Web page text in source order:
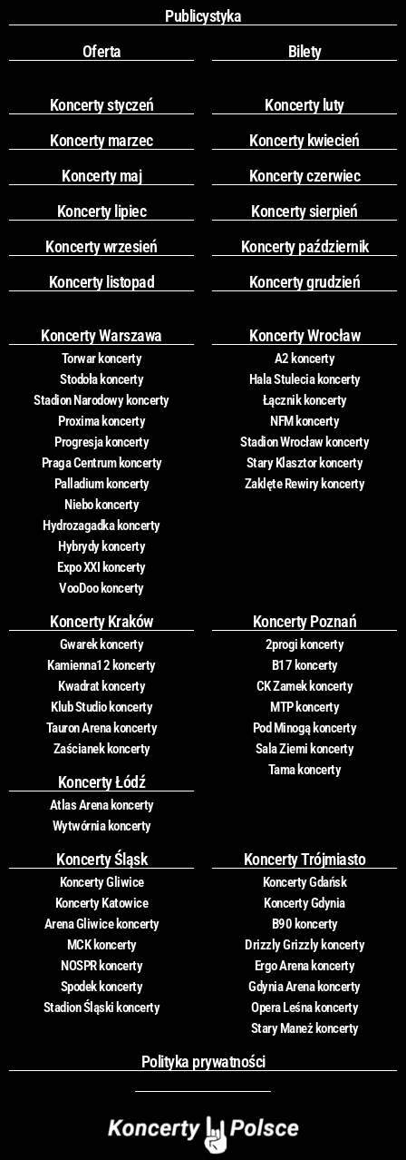
Publicystyka
Oferta
Bilety
Koncerty styczeń
Koncerty luty
Koncerty marzec
Koncerty kwiecień
Koncerty maj
Koncerty czerwiec
Koncerty lipiec
Koncerty sierpień
Koncerty wrzesień
Koncerty październik
Koncerty listopad
Koncerty grudzień
Koncerty Warszawa
Torwar koncerty
Stodoła koncerty
Stadion Narodowy koncerty
Proxima koncerty
Progresja koncerty
Praga Centrum koncerty
Palladium koncerty
Niebo koncerty
Hydrozagadka koncerty
Hybrydy koncerty
Expo XXI koncerty
VooDoo koncerty
Koncerty Wrocław
A2 koncerty
Hala Stulecia koncerty
Łącznik koncerty
NFM koncerty
Stadion Wrocław koncerty
Stary Klasztor koncerty
Zaklęte Rewiry koncerty
Koncerty Kraków
Gwarek koncerty
Kamienna12 koncerty
Kwadrat koncerty
Klub Studio koncerty
Tauron Arena koncerty
Zaścianek koncerty
Koncerty Łódź
Atlas Arena koncerty
Wytwórnia koncerty
Koncerty Poznań
2progi koncerty
B17 koncerty
CK Zamek koncerty
MTP koncerty
Pod Minogą koncerty
Sala Ziemi koncerty
Tama koncerty
Koncerty Śląsk
Koncerty Gliwice
Koncerty Katowice
Arena Gliwice koncerty
MCK koncerty
NOSPR koncerty
Spodek koncerty
Stadion Śląski koncerty
Koncerty Trójmiasto
Koncerty Gdańsk
Koncerty Gdynia
B90 koncerty
Drizzly Grizzly koncerty
Ergo Arena koncerty
Gdynia Arena koncerty
Opera Leśna koncerty
Stary Maneż koncerty
Polityka prywatności